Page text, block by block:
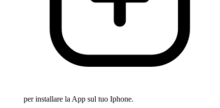
per installare la App sul tuo Iphone.